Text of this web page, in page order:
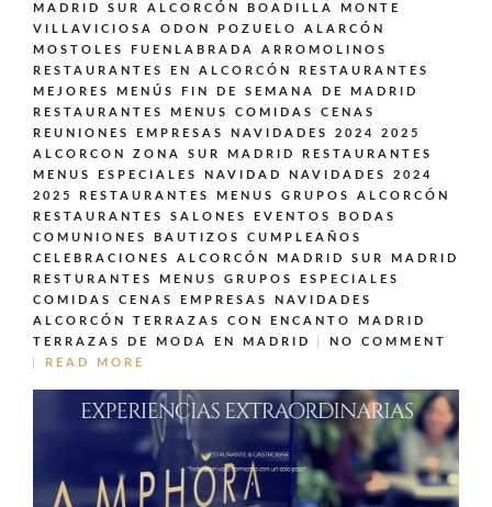
MADRID SUR ALCORCÓN BOADILLA MONTE
VILLAVICIOSA ODON POZUELO ALARCÓN
MOSTOLES FUENLABRADA ARROMOLINOS
RESTAURANTES EN ALCORCÓN
RESTAURANTES
MEJORES MENÚS FIN DE SEMANA DE MADRID
RESTAURANTES MENUS COMIDAS CENAS
REUNIONES EMPRESAS NAVIDADES 2024 2025
ALCORCON ZONA SUR MADRID
RESTAURANTES
MENUS ESPECIALES NAVIDAD NAVIDADES 2024
2025
RESTAURANTES MENUS GRUPOS ALCORCÓN
RESTAURANTES SALONES EVENTOS BODAS
COMUNIONES BAUTIZOS CUMPLEAÑOS
CELEBRACIONES ALCORCÓN MADRID SUR MADRID
RESTURANTES MENUS GRUPOS ESPECIALES
COMIDAS CENAS EMPRESAS NAVIDADES
ALCORCÓN
TERRAZAS CON ENCANTO MADRID
TERRAZAS DE MODA EN MADRID
NO COMMENT
READ MORE